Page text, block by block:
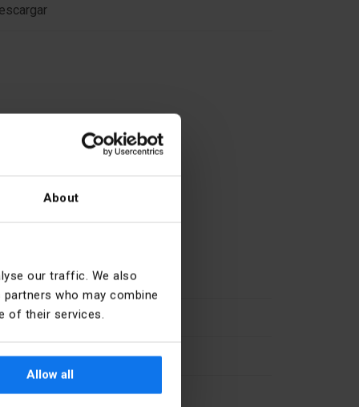
About
our traffic. We also
who may combine
of their services.
Allow all
Blanco
Cobre
2.5
Departamento